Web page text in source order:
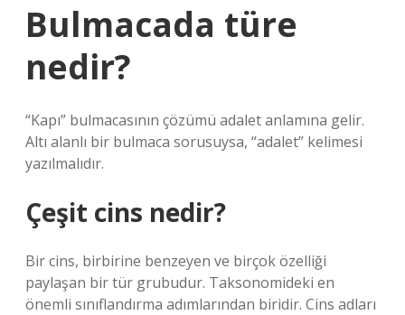
Bulmacada türe
nedir?
“Kapı” bulmacasının çözümü adalet anlamına gelir.
Altı alanlı bir bulmaca sorusuysa, “adalet” kelimesi
yazılmalıdır.
Çeşit cins nedir?
Bir cins, birbirine benzeyen ve birçok özelliği
paylaşan bir tür grubudur. Taksonomideki en
önemli sınıflandırma adımlarından biridir. Cins adları